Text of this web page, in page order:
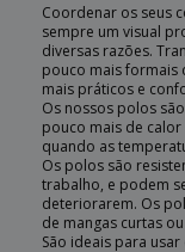
Coordenar os seus
sempre um visual
diversas razões.
pouco mais formais
mais práticos e
Os nossos polos
pouco mais de
quando as
Os polos são
trabalho, e podem
deteriorarem. Os
de mangas curtas
São ideais para